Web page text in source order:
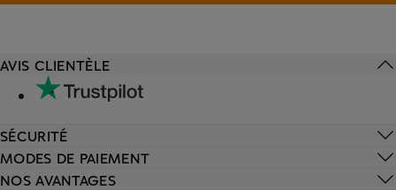
AVIS CLIENTÈLE
SÉCURITÉ
MODES DE PAIEMENT
NOS AVANTAGES